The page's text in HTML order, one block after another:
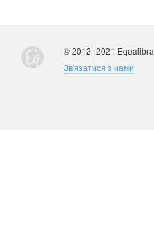
© 2012–2021 Equalibra
Зв'язатися з нами